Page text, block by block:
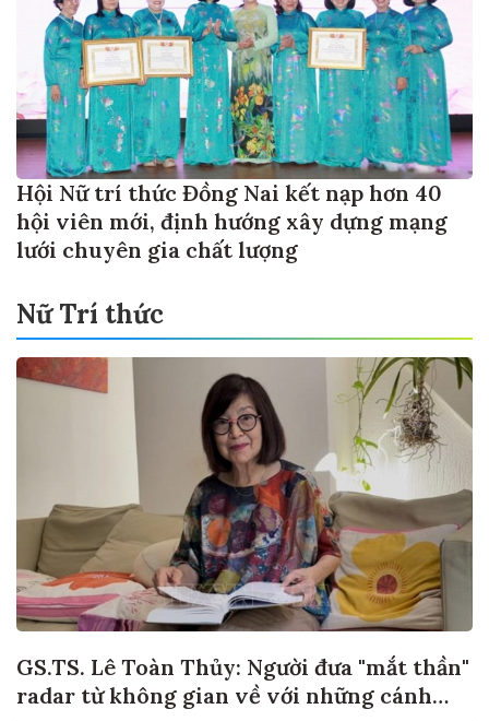
Hội Nữ trí thức Đồng Nai kết nạp hơn 40
hội viên mới, định hướng xây dựng mạng
lưới chuyên gia chất lượng
Nữ Trí thức
GS.TS. Lê Toàn Thủy: Người đưa "mắt thần"
radar từ không gian về với những cánh